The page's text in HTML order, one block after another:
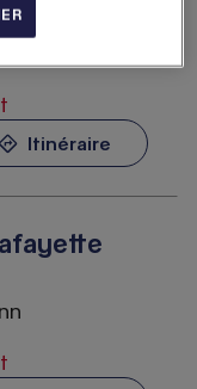
Itinéraire